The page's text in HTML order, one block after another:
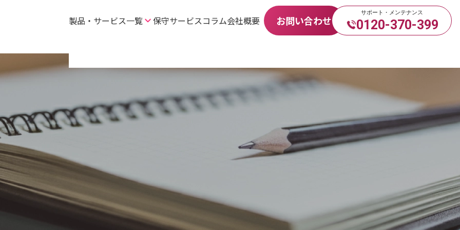
製品・サービス一覧 保守サービスコラム会社概要 お問い合わせ
サポート・メンテナンス
0120-370-399